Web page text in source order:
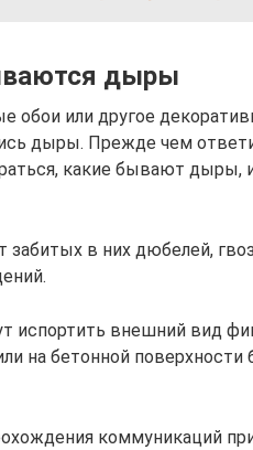
дыры
обои или другое
дыры. Прежде чем
какие бывают дыры,
в них дюбелей,
испортить внешний вид
на бетонной поверхности
коммуникаций